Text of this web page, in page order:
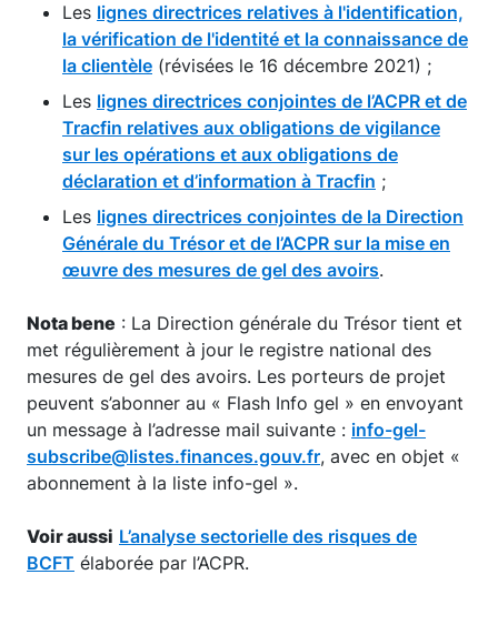
Les lignes directrices relatives à l'identification,
la vérification de l'identité et la connaissance de
la clientèle (révisées le 16 décembre 2021) ;
Les lignes directrices conjointes de l’ACPR et de
Tracfin relatives aux obligations de vigilance
sur les opérations et aux obligations de
déclaration et d’information à Tracfin ;
Les lignes directrices conjointes de la Direction
Générale du Trésor et de l’ACPR sur la mise en
œuvre des mesures de gel des avoirs.
Nota bene : La Direction générale du Trésor tient et
met régulièrement à jour le registre national des
mesures de gel des avoirs. Les porteurs de projet
peuvent s’abonner au « Flash Info gel » en envoyant
un message à l’adresse mail suivante : info-gel-
subscribe@listes.finances.gouv.fr, avec en objet «
abonnement à la liste info-gel ».
Voir aussi L’analyse sectorielle des risques de
BCFT élaborée par l’ACPR.